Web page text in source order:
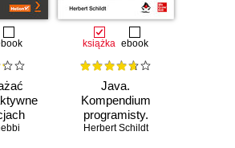
książka ebook
Java.
Kompendium
programisty.
Wydanie XII
Herbert Schildt